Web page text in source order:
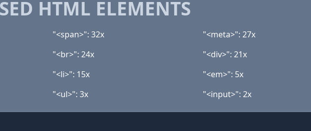
HTML ELEMENTS
"<span>": 32x
"<meta>": 27x
"<br>": 24x
"<div>": 21x
"<li>": 15x
"<em>": 5x
"<ul>": 3x "<input>": 2x